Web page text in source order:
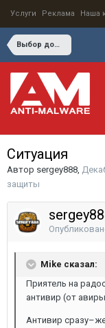
Услуги Реклама Наша
Выбор домашних средств защиты
Ситуация
Автор sergey888,
защиты
Mike сказал:
Приятель на
антивир (от
Антивир